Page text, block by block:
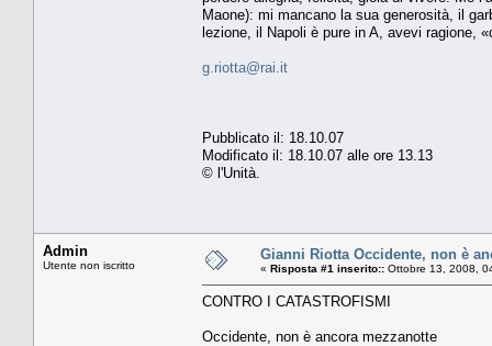
Maone): mi mancano la sua generosità, il
lezione, il Napoli è pure in A, avevi ragione,
g.riotta@rai.it
Pubblicato il: 18.10.07
Modificato il: 18.10.07 alle ore 13.13
© l'Unità.
Admin
Utente non iscritto
Gianni Riotta Occidente, non è
« Risposta #1 inserito:: Ottobre 13, 2008,
CONTRO I CATASTROFISMI
Occidente, non è ancora mezzanotte